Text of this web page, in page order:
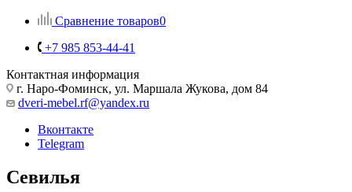
Сравнение товаров0
+7 985 853-44-41
Контактная информация
г. Наро-Фоминск, ул. Маршала Жукова, дом 84
dveri-mebel.rf@yandex.ru
Вконтакте
Telegram
Севилья